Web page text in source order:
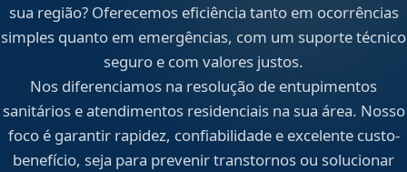
sua região? Oferecemos eficiência tanto em ocorrências
simples quanto em emergências, com um suporte técnico
seguro e com valores justos.
Nos diferenciamos na resolução de entupimentos
sanitários e atendimentos residenciais na sua área. Nosso
foco é garantir rapidez, confiabilidade e excelente custo-
benefício, seja para prevenir transtornos ou solucionar